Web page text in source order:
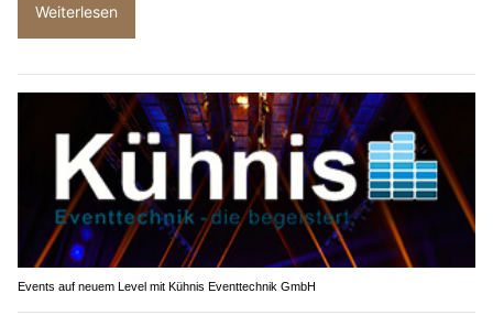
Weiterlesen
Events auf neuem Level mit Kühnis Eventtechnik GmbH